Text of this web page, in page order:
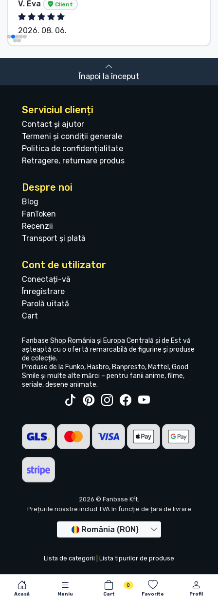
Acasă Meniu Cart
0
Favorite
Profil
V. Éva Client
2026. 08. 06.
Înapoi la început
Serviciul clienți
Contact și ajutor
Termeni și condiții generale
Politica de confidențialitate
Retragere, returnare produs
Despre noi
Blog
FanToken
Recenzii
Transport și plată
Cont de utilizator
Conectați-vă
Înregistrare
Parolă uitată
Cart
Fanbase Shop România și Europa Centrală și de Est vă
așteaptă cu o ofertă remarcabilă de figurine și produse
de colecție.
Produse de la Funko, Hasbro, Banpresto, Mattel, Good
Smile și multe alte mărci – pentru fanii anime, filme,
seriale, desene animate.
2026 © Fanbase Kft.
Prețurile noastre includ TVA în funcție de țara de livrare
România (RON)
Lista de categorii Lista tipurilor de produse